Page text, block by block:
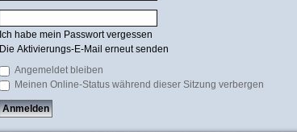
Ich habe mein Passwort vergessen
Die Aktivierungs-E-Mail erneut senden
Angemeldet bleiben
Meinen Online-Status während dieser Sitzung verbergen